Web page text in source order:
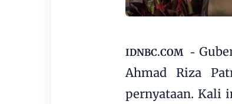
IDNBC.COM -
Ahmad Riza
pernyataan. Kali